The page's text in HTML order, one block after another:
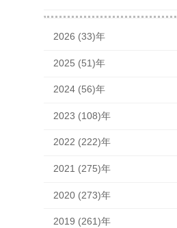
2026 (33)年
2025 (51)年
2024 (56)年
2023 (108)年
2022 (222)年
2021 (275)年
2020 (273)年
2019 (261)年